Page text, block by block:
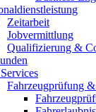
Zeitarbeit
Jobvermittlung
Qualifizierung &
Fahrzeugprüfung